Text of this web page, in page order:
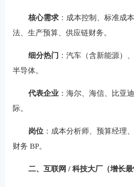
核心需求：成本控制、标准成
法、生产预算、供应链财务。
细分热门 ：汽车（含新能源）
半导体。
代表企业：海尔、海信、比亚
际。
岗位：成本分析师、预算经理
财务 BP。
二、互联网 / 科技大厂（增长最